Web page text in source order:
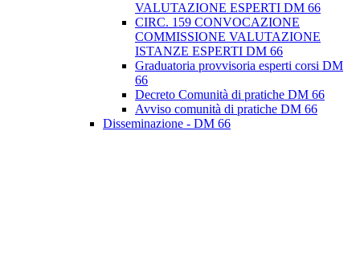
VALUTAZIONE ESPERTI DM 66
CIRC. 159 CONVOCAZIONE
COMMISSIONE VALUTAZIONE
ISTANZE ESPERTI DM 66
Graduatoria provvisoria esperti corsi DM
66
Decreto Comunità di pratiche DM 66
Avviso comunità di pratiche DM 66
Disseminazione - DM 66